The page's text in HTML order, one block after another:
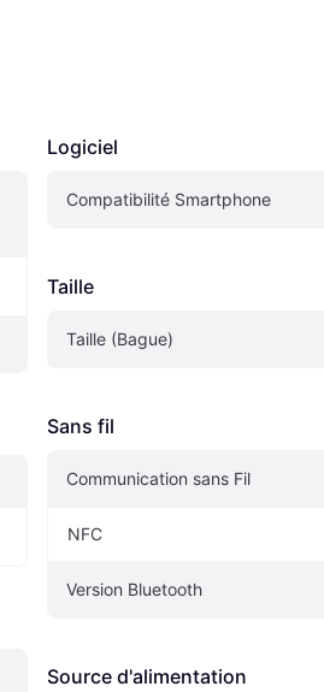
Logiciel
Compatibilité Smartphone
Taille
Taille (Bague)
Sans fil
Communication sans Fil
NFC
Version Bluetooth
Source d'alimentation